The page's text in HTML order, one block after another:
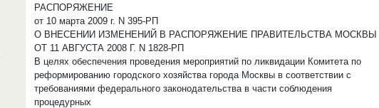
РАСПОРЯЖЕНИЕ
от 10 марта 2009 г. N 395-РП
О ВНЕСЕНИИ ИЗМЕНЕНИЙ В РАСПОРЯЖЕНИЕ ПРАВИТЕЛЬСТВА МОСКВЫ
ОТ 11 АВГУСТА 2008 Г. N 1828-РП
В целях обеспечения проведения мероприятий по ликвидации Комитета по
реформированию городского хозяйства города Москвы в соответствии с
требованиями федерального законодательства в части соблюдения
процедурных